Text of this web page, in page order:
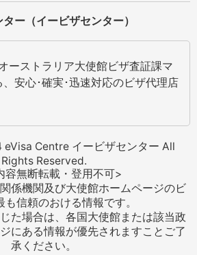
ー（イービザセンター）
ーストラリア大使館ビザ査証課マ
安心･確実･迅速対応のビザ代理店
Centre イービザセンター All
Rights Reserved.
容無断転載・登用不可>
係機関及び大使館ホームページのビ
も信頼のおける情報です。
た場合は、各国大使館または該当政
にある情報が優先されますことご了
承ください。